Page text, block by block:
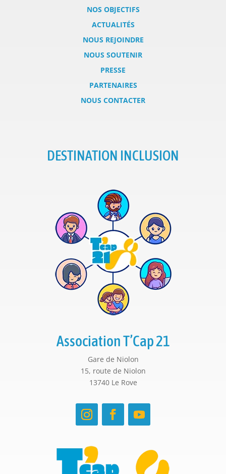
NOS OBJECTIFS
ACTUALITÉS
NOUS REJOINDRE
NOUS SOUTENIR
PRESSE
PARTENAIRES
NOUS CONTACTER
DESTINATION INCLUSION
Association T’Cap 21
Gare de Niolon
15, route de Niolon
13740 Le Rove